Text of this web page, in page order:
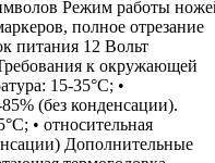
Режим работы
полное отрезание
питания 12 Вольт
к окружающей
15-35°C; •
(без конденсации).
• относительная
Дополнительные